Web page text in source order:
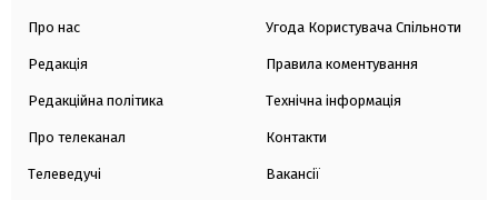
Про нас
Редакція
Редакційна політика
Про телеканал
Телеведучі
Угода Користувача Спільноти
Правила коментування
Технічна інформація
Контакти
Вакансії